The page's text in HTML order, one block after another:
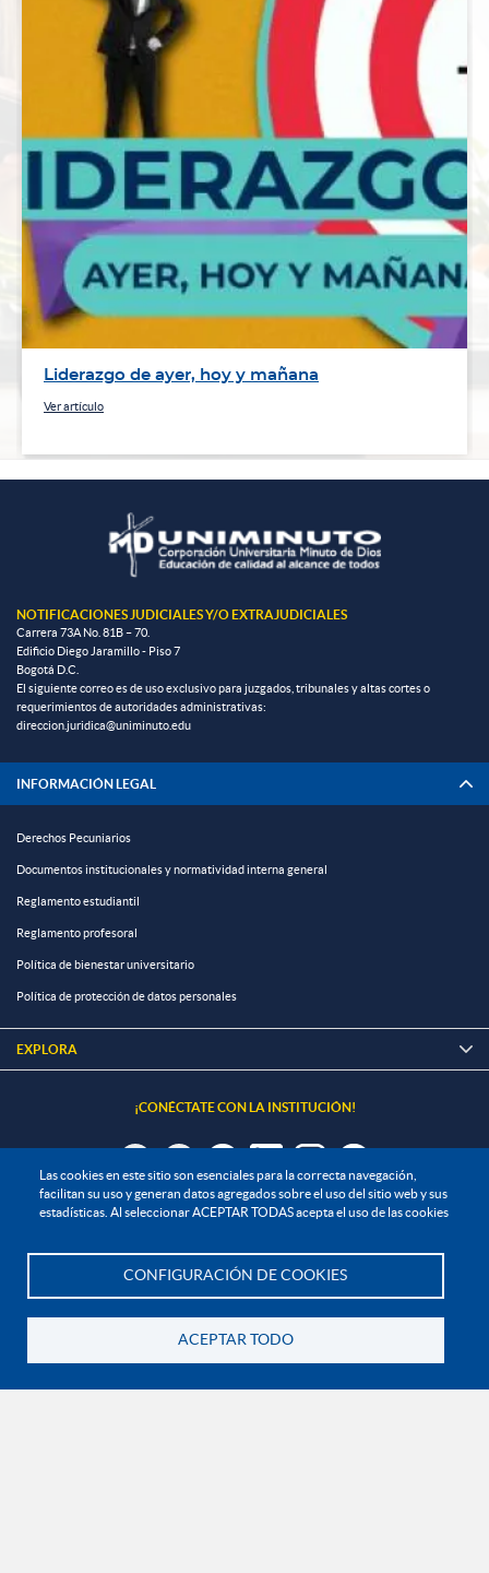
Las cookies en este sitio son esenciales para la correcta navegación,
facilitan su uso y generan datos agregados sobre el uso del sitio web y sus
estadísticas. Al seleccionar ACEPTAR TODAS acepta el uso de las cookies
CONFIGURACIÓN DE COOKIES
ACEPTAR TODO
Liderazgo de ayer, hoy y mañana
Ver artículo
NOTIFICACIONES JUDICIALES Y/O EXTRAJUDICIALES
Carrera 73A No. 81B – 70.
Edificio Diego Jaramillo - Piso 7
Bogotá D.C.
El siguiente correo es de uso exclusivo para juzgados, tribunales y altas cortes o
requerimientos de autoridades administrativas:
direccion.juridica@uniminuto.edu
INFORMACIÓN LEGAL
Derechos Pecuniarios
Documentos institucionales y normatividad interna general
Reglamento estudiantil
Reglamento profesoral
Política de bienestar universitario
Política de protección de datos personales
EXPLORA 
¡CONÉCTATE CON LA INSTITUCIÓN!
Contáctanos
Línea nacional gratuita:
RECONOCIMIENTOS Y CERTIFICACIONES